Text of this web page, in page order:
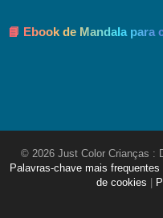
📘 Ebook de Mandala para
© 2026 Just Color Crianças :
Palavras-chave mais frequentes
de cookies